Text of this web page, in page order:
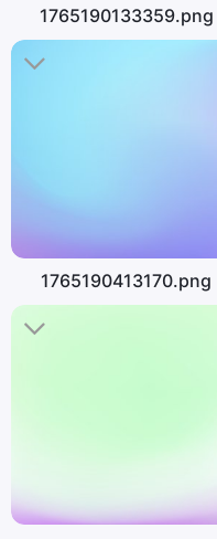
1765190133359.png
1765190413170.png